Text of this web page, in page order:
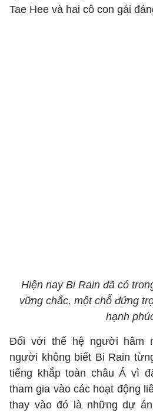
Tae Hee và hai cô con gái
Hiện nay Bi Rain đã có
vững chắc, một chỗ đứng
hạnh
Đối với thế hệ người hâm
người không biết Bi Rain
tiếng khắp toàn châu Á vì
tham gia vào các hoạt động
thay vào đó là những dự